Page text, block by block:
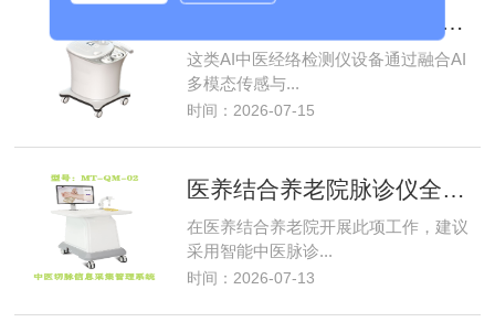
AI中医经络检测仪，全自动识别国标九种中医体质
这类AI中医经络检测仪设备通过融合AI
多模态传感与...
时间：2026-07-15
医养结合养老院脉诊仪全覆盖九种中医体质建立居民健康档案
在医养结合养老院开展此项工作，建议
采用智能中医脉诊...
时间：2026-07-13